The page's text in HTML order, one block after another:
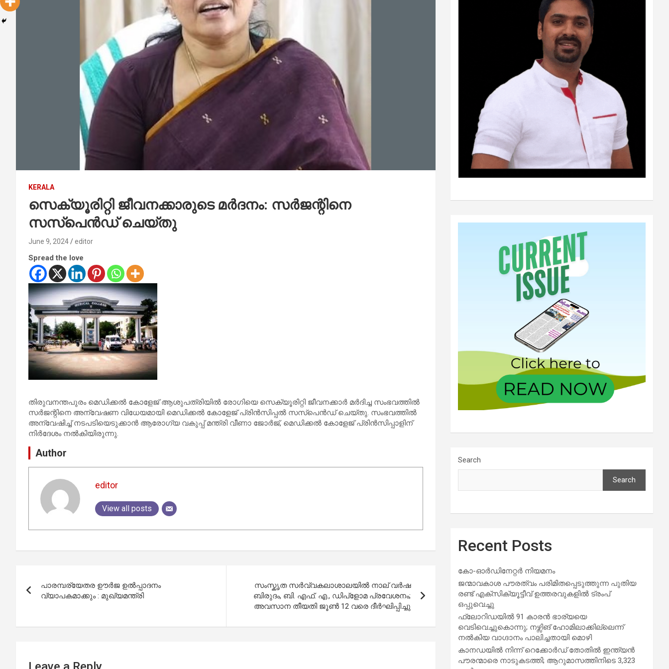
KERALA
സെക്യൂരിറ്റി ജീവനക്കാരുടെ മര്‍ദനം: സര്‍ജന്റിനെ
സസ്‌പെന്‍ഡ് ചെയ്തു
June 9, 2024 editor
Spread the love
തിരുവനന്തപുരം മെഡിക്കല്‍ കോളേജ് ആശുപത്രിയില്‍ രോഗിയെ സെക്യൂരിറ്റി ജീവനക്കാര്‍ മര്‍ദിച്ച സംഭവത്തില്‍
സര്‍ജന്റിനെ അന്വേഷണ വിധേയമായി മെഡിക്കല്‍ കോളേജ് പ്രിന്‍സിപ്പല്‍ സസ്‌പെന്‍ഡ് ചെയ്തു. സംഭവത്തില്‍
അന്വേഷിച്ച് നടപടിയെടുക്കാന്‍ ആരോഗ്യ വകുപ്പ് മന്ത്രി വീണാ ജോര്‍ജ്, മെഡിക്കല്‍ കോളേജ് പ്രിന്‍സിപ്പാളിന്
നിര്‍ദേശം നല്‍കിയിരുന്നു.
Author
editor
View all posts
navigation
പാരമ്പര്യേതര ഊർജ ഉൽപ്പാദനം
വ്യാപകമാക്കും : മുഖ്യമന്ത്രി
സംസ്കൃത സര്‍വ്വകലാശാലയില്‍ നാല് വര്‍ഷ
ബിരുദം, ബി. എഫ്. എ., ഡിപ്ളോമ പ്രവേശനം;
അവസാന തീയതി ജൂണ്‍ 12 വരെ ദീർഘിപ്പിച്ചു
Search
Search
Recent Posts
കോ-ഓർഡിനേറ്റർ നിയമനം
ജന്മാവകാശ പൗരത്വം പരിമിതപ്പെടുത്തുന്ന പുതിയ
രണ്ട് എക്സിക്യൂട്ടീവ് ഉത്തരവുകളിൽ ട്രംപ്
ഒപ്പുവെച്ചു
ഫ്ലോറിഡയിൽ 91 കാരൻ ഭാര്യയെ
വെടിവെച്ചുകൊന്നു; നഴ്സിങ് ഹോമിലാക്കില്ലെന്ന്
നൽകിയ വാഗ്ദാനം പാലിച്ചതായി മൊഴി
കാനഡയിൽ നിന്ന് റെക്കോർഡ് തോതിൽ ഇന്ത്യൻ
പൗരന്മാരെ നാടുകടത്തി; ആറുമാസത്തിനിടെ 3,323